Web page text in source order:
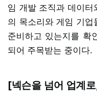
임 개발 조직과 데이
의 목소리와 게임 기
준비하고 있는지를 확
되어 주목받는 중이다.
[넥슨을 넘어 업계